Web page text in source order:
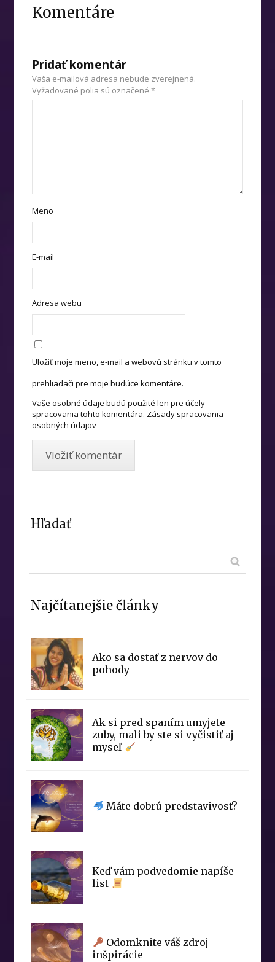
Komentáre
Pridať komentár
Vaša e-mailová adresa nebude zverejnená.
Vyžadované polia sú označené*
Meno
E-mail
Adresa webu
Uložiť moje meno, e-mail a webovú stránku v tomto
prehliadači pre moje budúce komentáre.
Vaše osobné údaje budú použité len pre účely
spracovania tohto komentára. Zásady spracovania
osobných údajov
Hľadať
Najčítanejšie články
Ako sa dostať z nervov do
pohody
Ak si pred spaním umyjete
zuby, mali by ste si vyčistiť aj
myseľ
Máte dobrú predstavivosť?
Keď vám podvedomie napíše
list
Odomknite váš zdroj
inšpirácie